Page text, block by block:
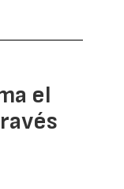
el